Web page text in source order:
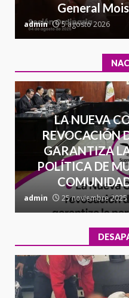
16 julio
General
admin 5 agosto 2026
LA NUEVA
REVOCACIÓN
GARANTIZA
POLÍTICA DE
admin 25 noviembre 2025